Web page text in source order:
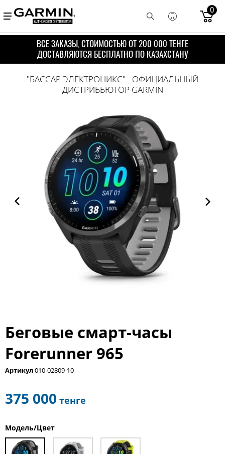
0
ВСЕ ЗАКАЗЫ, СТОИМОСТЬЮ ОТ 200 000 ТЕНГЕ
ДОСТАВЛЯЮТСЯ БЕСПЛАТНО ПО КАЗАХСТАНУ
"БАССАР ЭЛЕКТРОНИКС" - ОФИЦИАЛЬНЫЙ
ДИСТРИБЬЮТОР GARMIN
Беговые смарт-часы
Forerunner 965
Артикул010-02809-10
375 000 тенге
Модель/Цвет